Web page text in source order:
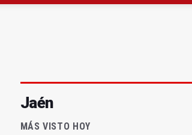
Jaén
MÁS VISTO HOY